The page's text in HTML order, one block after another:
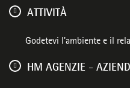
ATTIVITÀ
Godetevi l'ambiente e il
HM AGENZIE -